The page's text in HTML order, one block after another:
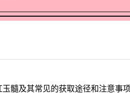
玉髓及其常见的获取途径和注意事